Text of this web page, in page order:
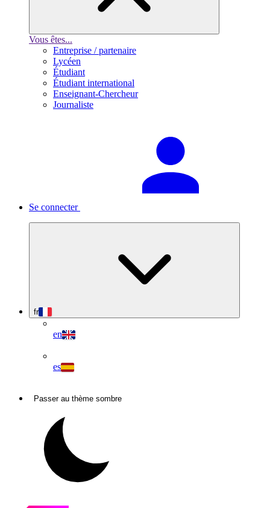
Vous êtes...
Entreprise / partenaire
Lycéen
Étudiant
Étudiant international
Enseignant-Chercheur
Journaliste
Se connecter
fr
en
es
Passer au thème sombre